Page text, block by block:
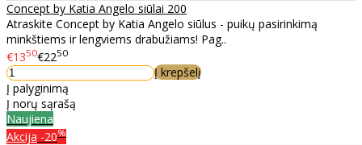
Concept by Katia Angelo siūlai 200
Atraskite Concept by Katia Angelo siūlus - puikų pasirinkimą
minkštiems ir lengviems drabužiams! Pag..
€1350€2250
Į krepšelį
Į palyginimą
Į norų sąrašą
Naujiena
Akcija -20%